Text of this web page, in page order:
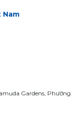
Nam
Gardens, Phường